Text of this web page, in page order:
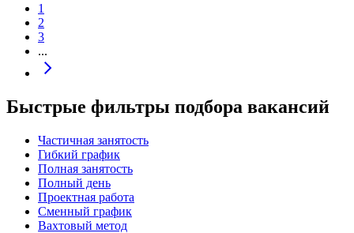
1
2
3
...
Быстрые фильтры подбора вакансий
Частичная занятость
Гибкий график
Полная занятость
Полный день
Проектная работа
Сменный график
Вахтовый метод